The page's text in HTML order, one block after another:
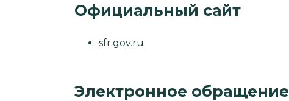
Официальный сайт
sfr.gov.ru
Электронное обращение